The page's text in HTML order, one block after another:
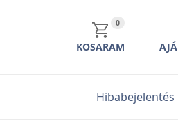
0KOSÁR TARTALMA
KOSARAM
Hibabejelentés